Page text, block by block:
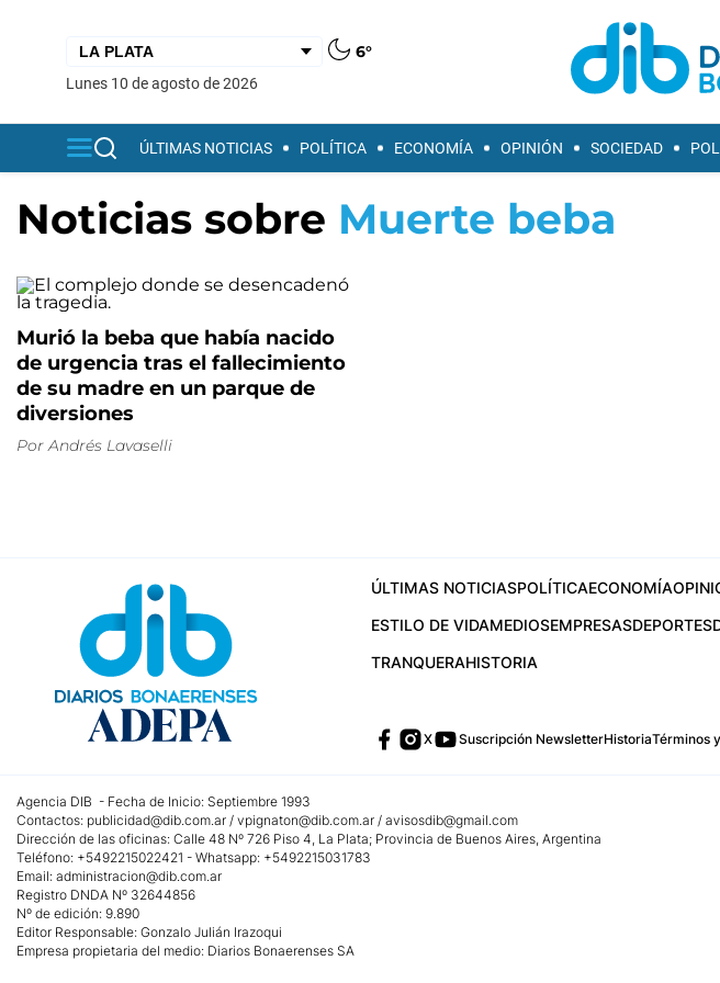
6°
lunes 10 de agosto de 2026
ÚLTIMAS NOTICIAS POLÍTICA ECONOMÍA OPINIÓN SOCIEDAD
Noticias sobre Muerte beba
Murió la beba que había nacido
de urgencia tras el fallecimiento
de su madre en un parque de
diversiones
Por Andrés Lavaselli
ÚLTIMAS NOTICIASPOLÍTICAECONOMÍA
ESTILO DE VIDAMEDIOSEMPRESASDEPORTES
TRANQUERAHISTORIA
X Suscripción NewsletterHistoriaTérminos
Agencia DIB - Fecha de Inicio: Septiembre 1993
Contactos: publicidad@dib.com.ar / vpignaton@dib.com.ar / avisosdib@gmail.com
Dirección de las oficinas: Calle 48 Nº 726 Piso 4, La Plata; Provincia de Buenos Aires, Argentina
Teléfono: +5492215022421 - Whatsapp: +5492215031783
Email: administracion@dib.com.ar
Registro DNDA Nº 32644856
Nº de edición: 9.890
Editor Responsable: Gonzalo Julián Irazoqui
Empresa propietaria del medio: Diarios Bonaerenses SA